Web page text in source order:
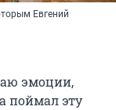
Евгений
эмоции,
поймал эту